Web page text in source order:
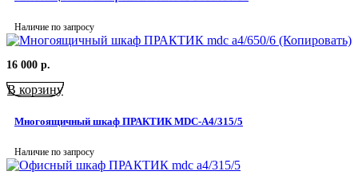
Наличие по запросу
16 000 р.
В корзину
Многоящичный шкаф ПРАКТИК MDC-A4/315/5
Наличие по запросу